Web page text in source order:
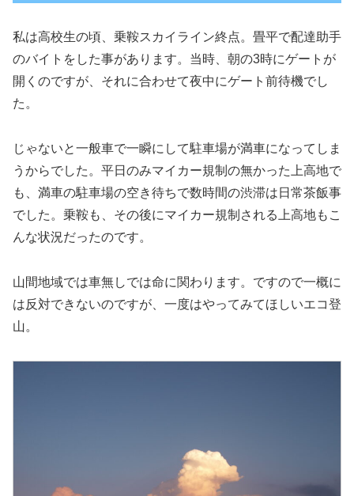
私は高校生の頃、乗鞍スカイライン終点。畳平で配達助手
のバイトをした事があります。当時、朝の3時にゲートが
開くのですが、それに合わせて夜中にゲート前待機でし
た。
じゃないと一般車で一瞬にして駐車場が満車になってしま
うからでした。平日のみマイカー規制の無かった上高地で
も、満車の駐車場の空き待ちで数時間の渋滞は日常茶飯事
でした。乗鞍も、その後にマイカー規制される上高地もこ
んな状況だったのです。
山間地域では車無しでは命に関わります。ですので一概に
は反対できないのですが、一度はやってみてほしいエコ登
山。